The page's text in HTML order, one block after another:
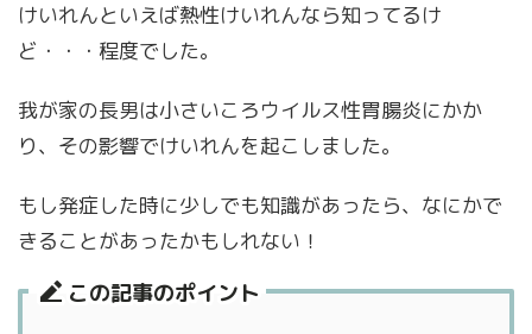
けいれんといえば熱性けいれんなら知ってるけ
ど・・・程度でした。
我が家の長男は小さいころウイルス性胃腸炎にかか
り、その影響でけいれんを起こしました。
もし発症した時に少しでも知識があったら、なにかで
きることがあったかもしれない！
この記事のポイント